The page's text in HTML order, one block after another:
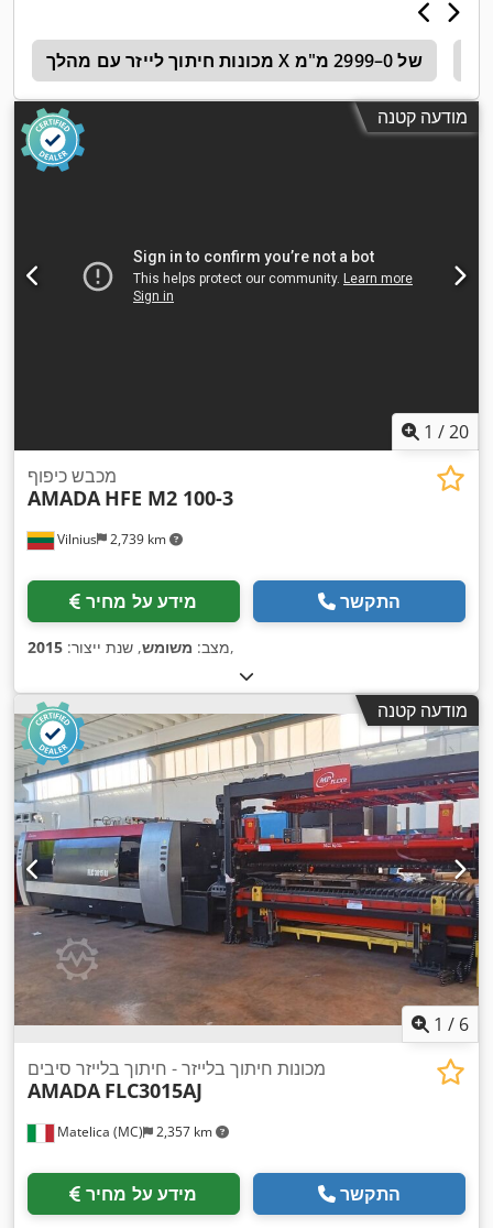
מכונות חיתוך לייזר עם מהלך X של 0–2999 מ"מ
מודעה קטנה
1 /20
Vilnius 2,739 km
מכבש כיפוף
AMADA HFE M2 100-3
מידע על מחיר התקשר
מצב: משומש, שנת ייצור: 2015 ,
מודעה קטנה
1 / 6
Matelica (MC) 2,357 km
מכונות חיתוך בלייזר - חיתוך בלייזר סיבים
AMADA FLC3015AJ
מידע על מחיר התקשר